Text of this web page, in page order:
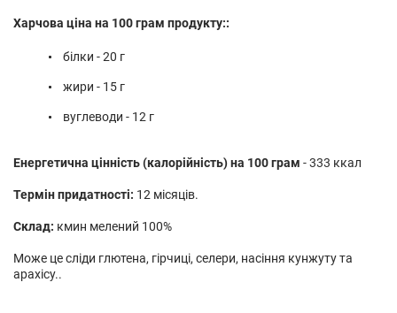
Харчова ціна на 100 грам продукту::
білки - 20 г
жири - 15 г
вуглеводи - 12 г
Енергетична цінність (калорійність) на 100 грам - 333 ккал
Термін придатності: 12 місяців.
Склад: кмин мелений 100%
Може це сліди глютена, гірчиці, селери, насіння кунжуту та
арахісу..